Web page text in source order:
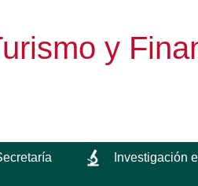
y
Investigación